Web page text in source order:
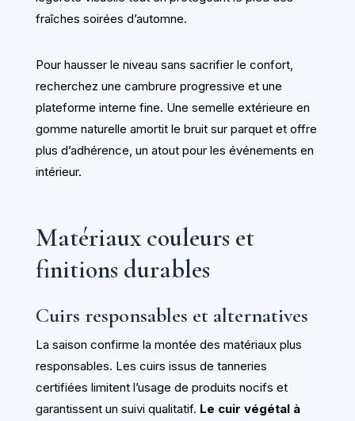
fraîches soirées d’automne.
Pour hausser le niveau sans sacrifier le confort,
recherchez une cambrure progressive et une
plateforme interne fine. Une semelle extérieure en
gomme naturelle amortit le bruit sur parquet et offre
plus d’adhérence, un atout pour les événements en
intérieur.
Matériaux couleurs et
finitions durables
Cuirs responsables et alternatives
La saison confirme la montée des matériaux plus
responsables. Les cuirs issus de tanneries
certifiées limitent l’usage de produits nocifs et
garantissent un suivi qualitatif. Le cuir végétal à